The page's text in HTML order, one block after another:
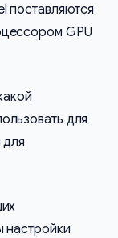
поставляются
GPU
для
настройки